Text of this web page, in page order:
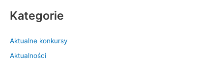
Kategorie
Aktualne konkursy
Aktualności